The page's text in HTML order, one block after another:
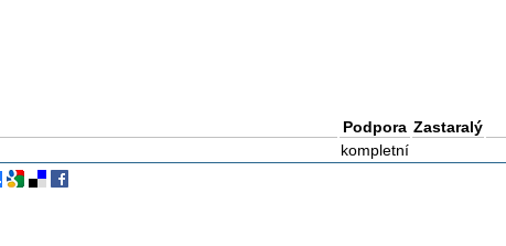
Podpora Zastaralý
kompletní